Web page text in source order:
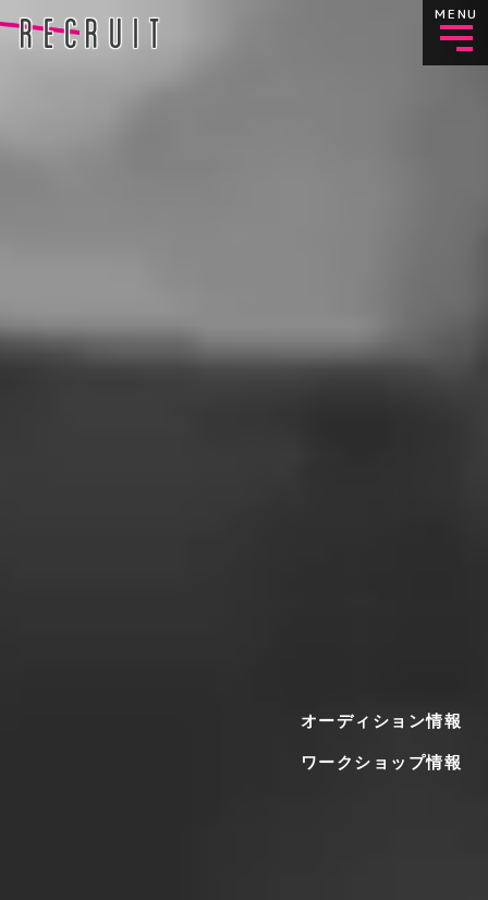
MENU
オーディション情報
ワークショップ情報
RECRUIT